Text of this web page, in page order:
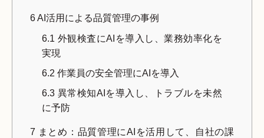
6AI活用による品質管理の事例
6.1 外観検査にAIを導入し、業務効率化を
実現
6.2 作業員の安全管理にAIを導入
6.3 異常検知AIを導入し、トラブルを未然
に予防
7 まとめ：品質管理にAIを活用して、自社の課